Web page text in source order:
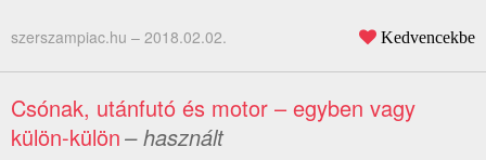
szerszampiac.hu – 2018.02.02. Kedvencekbe
Csónak, utánfutó és motor – egyben vagy
külön-külön– használt